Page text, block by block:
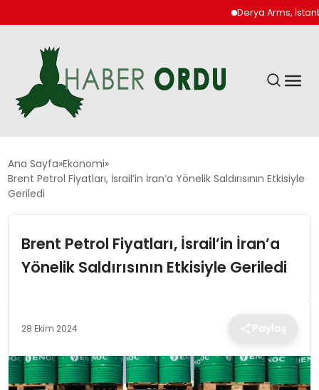
Derya Arms, İstanbul
GÜNDEM
DÜNYA
EKONOMI
TEKNOLOJI
EĞITIM
Ana Sayfa Ekonomi
Brent Petrol Fiyatları, İsrail’in İran’a Yönelik Saldırısının Etkisiyle
Geriledi
Brent Petrol Fiyatları, İsrail’in İran’a
Yönelik Saldırısının Etkisiyle Geriledi
28 Ekim 2024